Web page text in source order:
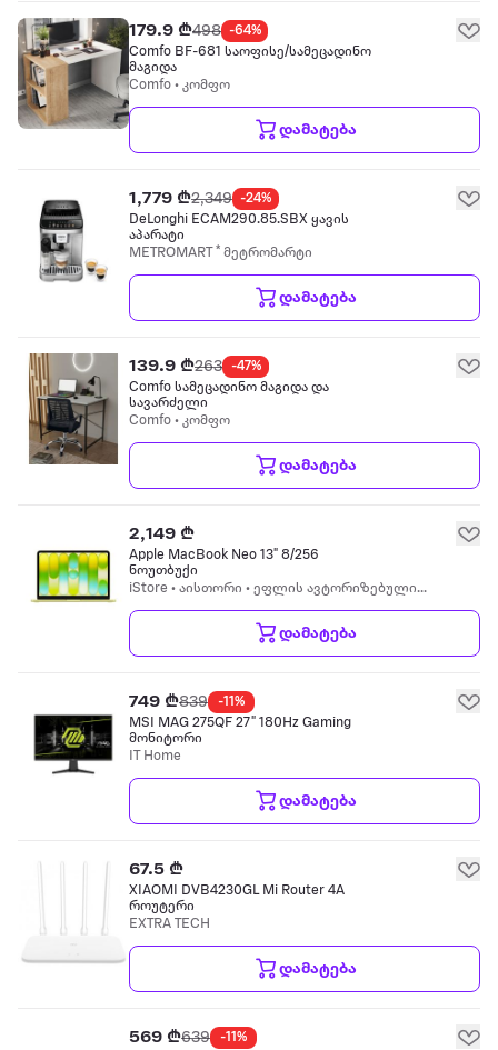
179.9 ₾498 -64%
Comfo BF-681 საოფისე/სამეცადინო
მაგიდა
Comfo • კომფო
დამატება
1,779 ₾2,349 -24%
DeLonghi ECAM290.85.SBX ყავის
აპარატი
METROMART * მეტრომარტი
დამატება
139.9 ₾263
-47%
Comfo სამეცადინო მაგიდა და
სავარძელი
Comfo • კომფო
დამატება
2,149 ₾
Apple MacBook Neo 13" 8/256
ნოუთბუქი
iStore • აისთორი • ეფლის ავტორიზებული
რესელერი
დამატება
749 ₾839
-11%
MSI MAG 275QF 27" 180Hz Gaming
მონიტორი
IT Home
დამატება
67.5 ₾
XIAOMI DVB4230GL Mi Router 4A
როუტერი
EXTRA TECH
დამატება
569 ₾639
-11%